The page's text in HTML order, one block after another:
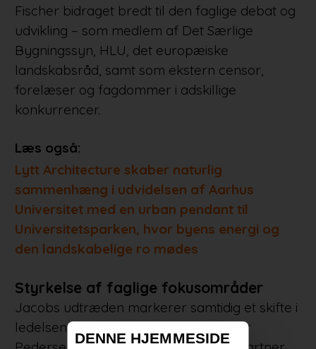
Fischer bidraget bredt til den faglige debat og
udvikling – som medlem af Det Særlige
Bygningssyn, HLU, det europæiske
landskabsråd, samt som ekstern censor,
forelæser og fagdommer i adskillige
konkurrencer.
Læs også:
Lytt Architecture skaber naturlig
sammenhæng i udvidelsen af Aarhus
Universitet med en urban pendant til
Universitetsparken, hvor byens energi og
den landskabelige ro mødes
Styrkelse af faglige fokusområder
Jacobs udtræden markerer samtidig et skifte i
ledelsen, hvor Niels-Christian Mariager
DENNE HJEMMESIDE